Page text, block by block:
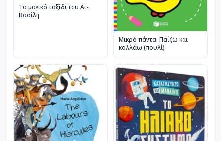
Το μαγικό ταξίδι του Αϊ-
Βασίλη
Μικρό πάντα: Παίζω και
κολλάω (πουλί)